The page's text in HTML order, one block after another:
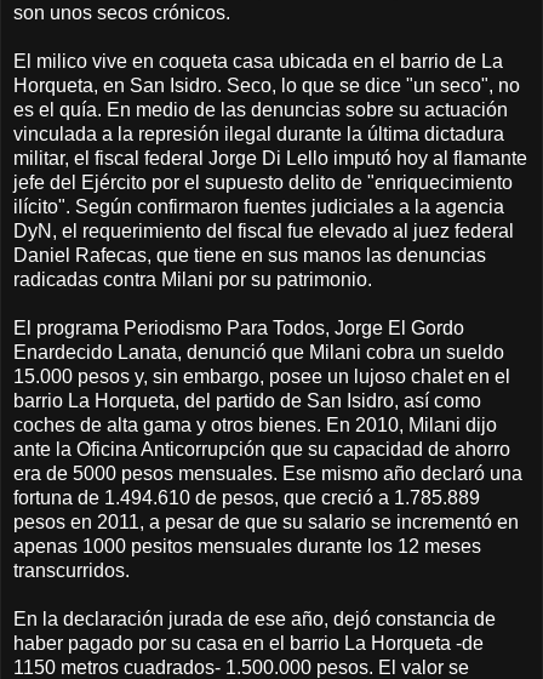
son unos secos crónicos.
El milico vive en coqueta casa ubicada en el barrio de La
Horqueta, en San Isidro. Seco, lo que se dice "un seco", no
es el quía. En medio de las denuncias sobre su actuación
vinculada a la represión ilegal durante la última dictadura
militar, el fiscal federal Jorge Di Lello imputó hoy al flamante
jefe del Ejército por el supuesto delito de "enriquecimiento
ilícito". Según confirmaron fuentes judiciales a la agencia
DyN, el requerimiento del fiscal fue elevado al juez federal
Daniel Rafecas, que tiene en sus manos las denuncias
radicadas contra Milani por su patrimonio.
El programa Periodismo Para Todos, Jorge El Gordo
Enardecido Lanata, denunció que Milani cobra un sueldo
15.000 pesos y, sin embargo, posee un lujoso chalet en el
barrio La Horqueta, del partido de San Isidro, así como
coches de alta gama y otros bienes. En 2010, Milani dijo
ante la Oficina Anticorrupción que su capacidad de ahorro
era de 5000 pesos mensuales. Ese mismo año declaró una
fortuna de 1.494.610 de pesos, que creció a 1.785.889
pesos en 2011, a pesar de que su salario se incrementó en
apenas 1000 pesitos mensuales durante los 12 meses
transcurridos.
En la declaración jurada de ese año, dejó constancia de
haber pagado por su casa en el barrio La Horqueta -de
1150 metros cuadrados- 1.500.000 pesos. El valor se